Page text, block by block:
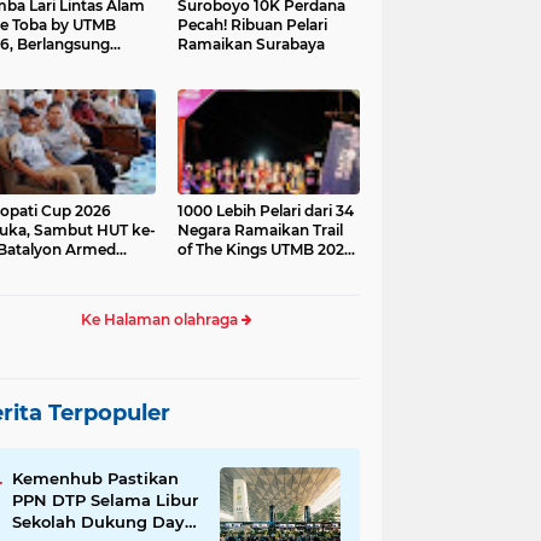
Lari Lintas Alam
Toba by UTMB
Berlangsung
Suroboyo 10K Perdana
Pecah! Ribuan Pelari
Ramaikan Surabaya
Cup 2026
Sambut HUT ke-
Armed
1000 Lebih Pelari dari 34
Negara Ramaikan Trail
of The Kings UTMB 2026
Ke Halaman olahraga
Terpopuler
Kemenhub Pastikan
PPN DTP Selama Libur
Sekolah Dukung Daya